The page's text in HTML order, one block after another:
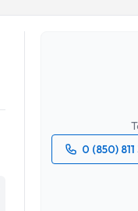
0 (850) 811
Prof. Dr. Vahit Emre